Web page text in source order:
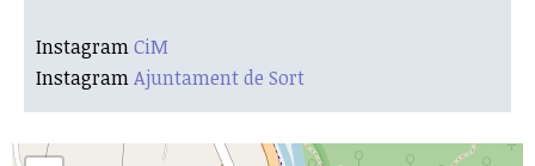
InstagramCiM
InstagramAjuntament de Sort